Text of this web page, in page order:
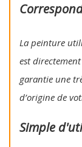
La peinture
est
garantie une
d’origine de
Simple